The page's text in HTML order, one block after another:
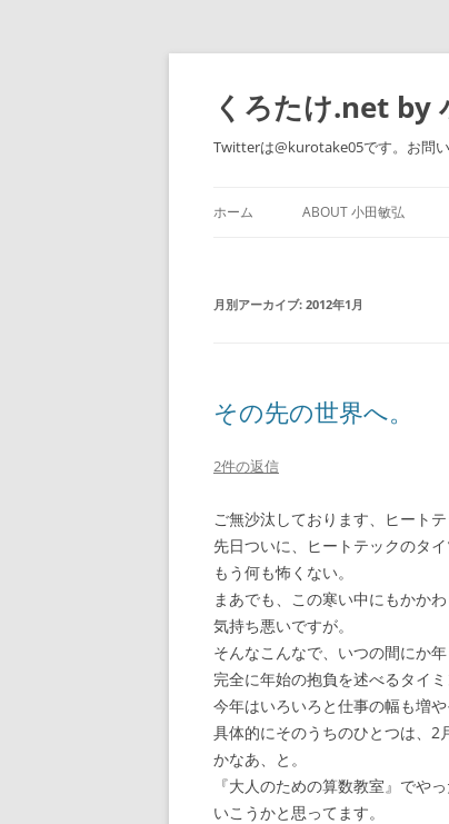
くろたけ.net by
Twitterは@kurotake05です。お問
ホーム ABOUT 小田敏弘
月別アーカイブ: 2012年1月
その先の世界へ。
2件の返信
ご無沙汰しております、ヒート
先日ついに、ヒートテックのタ
もう何も怖くない。
まあでも、この寒い中にもかか
気持ち悪いですが。
そんなこんなで、いつの間にか年
完全に年始の抱負を述べるタイ
今年はいろいろと仕事の幅も増
具体的にそのうちのひとつは、2
かなあ、と。
『大人のための算数教室』でや
いこうかと思ってます。